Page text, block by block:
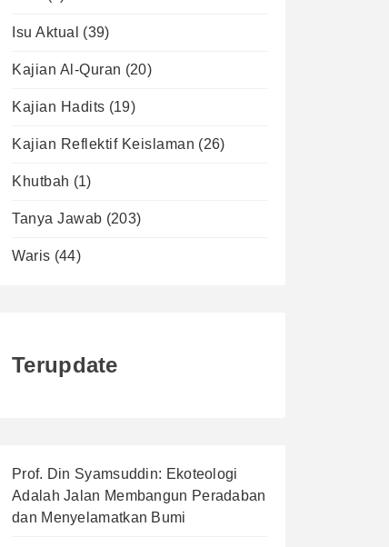
Isu Aktual (39)
Kajian Al-Quran (20)
Kajian Hadits (19)
Kajian Reflektif Keislaman (26)
Khutbah (1)
Tanya Jawab (203)
Waris (44)
Terupdate
Prof. Din Syamsuddin: Ekoteologi
Adalah Jalan Membangun Peradaban
dan Menyelamatkan Bumi